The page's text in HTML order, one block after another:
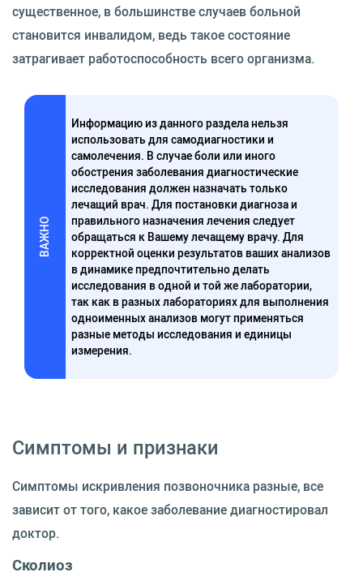
существенное, в большинстве случаев больной
становится инвалидом, ведь такое состояние
затрагивает работоспособность всего организма.
ВАЖНО
Информацию из данного раздела нельзя
использовать для самодиагностики и
самолечения. В случае боли или иного
обострения заболевания диагностические
исследования должен назначать только
лечащий врач. Для постановки диагноза и
правильного назначения лечения следует
обращаться к Вашему лечащему врачу. Для
корректной оценки результатов ваших анализов
в динамике предпочтительно делать
исследования в одной и той же лаборатории,
так как в разных лабораториях для выполнения
одноименных анализов могут применяться
разные методы исследования и единицы
измерения.
Симптомы и признаки
Симптомы искривления позвоночника разные, все
зависит от того, какое заболевание диагностировал
доктор.
Сколиоз